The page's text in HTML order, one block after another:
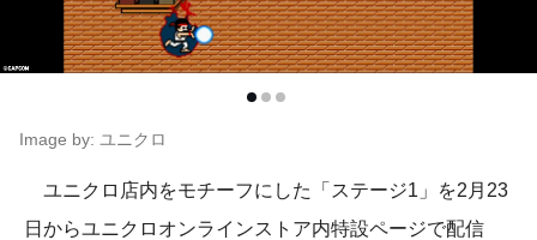
Image by: ユニクロ
ユニクロ店内をモチーフにした「ステージ1」を2月23
日からユニクロオンラインストア内特設ページで配信